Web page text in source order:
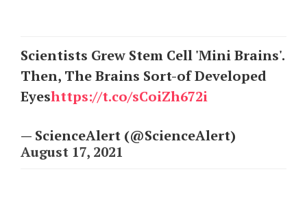
Scientists Grew Stem Cell 'Mini Brains'.
Then, The Brains Sort-of Developed
Eyeshttps://t.co/sCoiZh672i
— ScienceAlert (@ScienceAlert)
August 17, 2021